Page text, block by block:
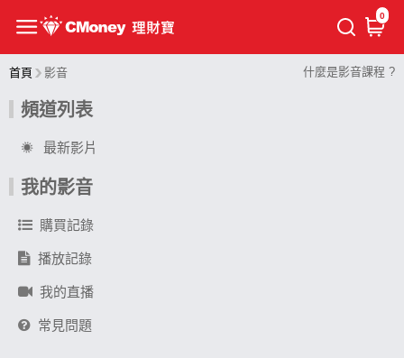
0
首頁 影音 什麼是影音課程 ?
頻道列表
最新影片
我的影音
購買記錄
播放記錄
我的直播
常見問題